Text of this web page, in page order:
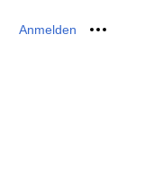
Anmelden Meine